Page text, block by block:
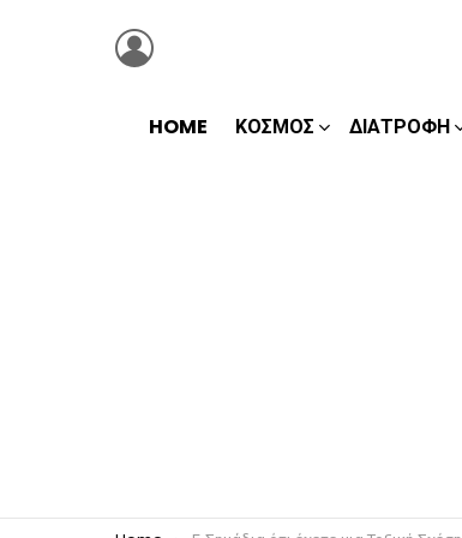
HOME ΚΌΣΜΟΣ ΔΙΑΤΡΟΦΉ